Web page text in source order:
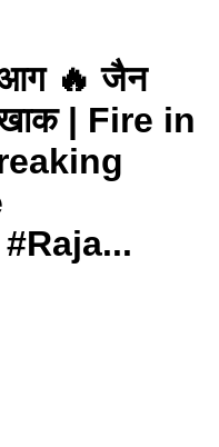
आग 🔥 जैन
| Fire in